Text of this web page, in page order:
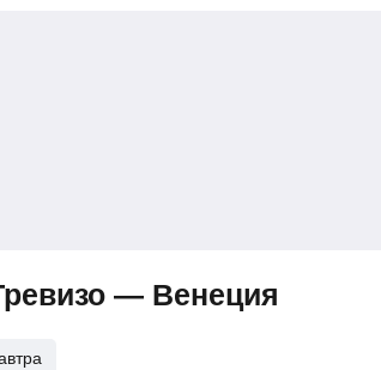
— Венеция